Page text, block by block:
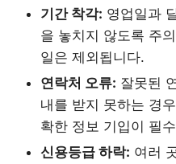
기간 착각: 영업일과
을 놓치지 않도록 주
일은 제외됩니다.
연락처 오류: 잘못된
내를 받지 못하는 경
확한 정보 기입이 필
신용등급 하락: 여러